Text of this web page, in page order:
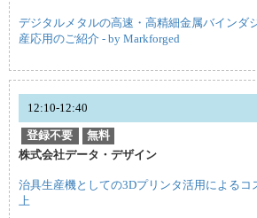
デジタルメタルの高速・高精細金属バインダ
産応用のご紹介 - by Markforged
12:10-12:40
登録不要
無料
株式会社データ・デザイン
治具生産機としての3Dプリンタ活用によるコ
上